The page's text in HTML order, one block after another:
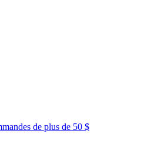
de plus de 50 $